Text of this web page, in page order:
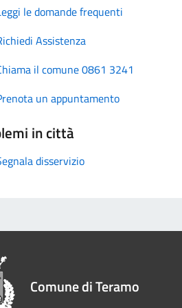
le domande frequenti
Assistenza
il comune 0861 3241
un appuntamento
in città
disservizio
Comune di Teramo